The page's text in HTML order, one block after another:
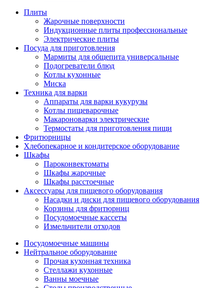
Плиты
Жарочные поверхности
Индукционные плиты профессиональные
Электрические плиты
Посуда для приготовления
Мармиты для общепита универсальные
Подогреватели блюд
Котлы кухонные
Миска
Техника для варки
Аппараты для варки кукурузы
Котлы пищеварочные
Макароноварки электрические
Термостаты для приготовления пищи
Фритюрницы
Хлебопекарное и кондитерское оборудование
Шкафы
Пароконвектоматы
Шкафы жарочные
Шкафы расстоечные
Аксессуары для пищевого оборудования
Насадки и диски для пищевого оборудования
Корзины для фритюрниц
Посудомоечные кассеты
Измельчители отходов
Посудомоечные машины
Нейтральное оборудование
Прочая кухонная техника
Стеллажи кухонные
Ванны моечные